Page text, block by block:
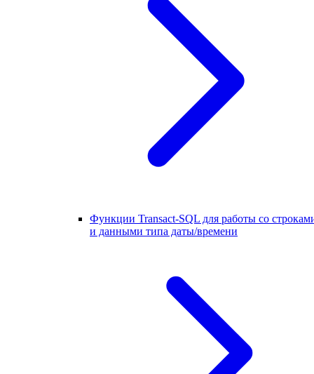
Функции Transact-SQL для работы со
и данными типа даты/времени